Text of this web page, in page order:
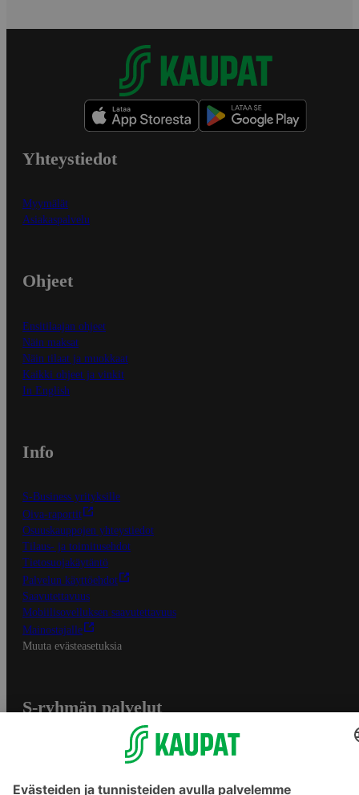
Yhteystiedot
Myymälät
Asiakaspalvelu
Ohjeet
Ensitilaajan ohjeet
Näin maksat
Näin tilaat ja muokkaat
Kaikki ohjeet ja vinkit
In English
Info
S-Business yrityksille
Oiva-raportit
Osuuskauppojen yhteystiedot
Tilaus- ja toimitusehdot
Tietosuojakäytäntö
Palvelun käyttöehdot
Saavutettavuus
Mobiilisovelluksen saavutettavuus
Mainostajalle
Muuta evästeasetuksia
S-ryhmän palvelut
Yhteishyvä Ruoka -sovellus